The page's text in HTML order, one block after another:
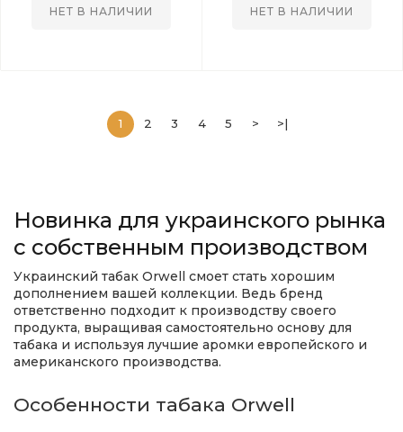
НЕТ В НАЛИЧИИ НЕТ В НАЛИЧИИ
1 2 3 4 5 > >|
Новинка для украинского рынка
с собственным производством
Украинский табак Orwell смоет стать хорошим
дополнением вашей коллекции. Ведь бренд
ответственно подходит к производству своего
продукта, выращивая самостоятельно основу для
табака и используя лучшие аромки европейского и
американского производства.
Особенности табака Orwell